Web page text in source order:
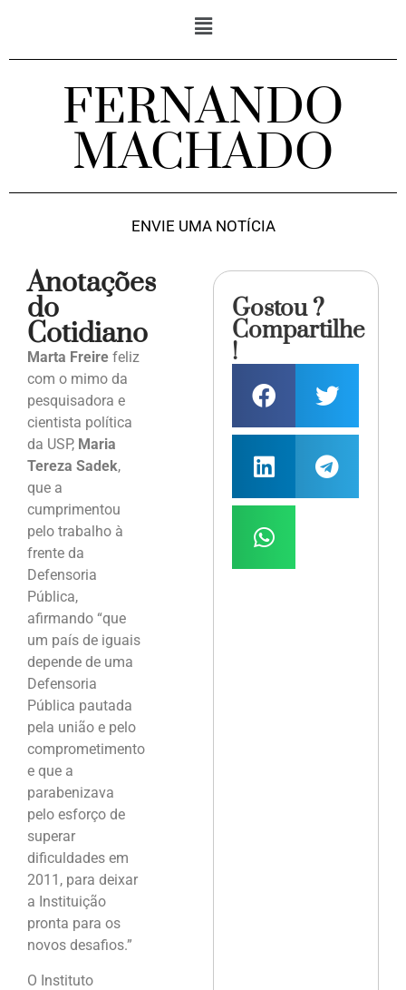
FERNANDO
MACHADO
ENVIE UMA NOTÍCIA
Anotações
do
Cotidiano
Marta Freire feliz
com o mimo da
pesquisadora e
cientista política
da USP, Maria
Tereza Sadek,
que a
cumprimentou
pelo trabalho à
frente da
Defensoria
Pública,
afirmando “que
um país de iguais
depende de uma
Defensoria
Pública pautada
pela união e pelo
comprometimento
e que a
parabenizava
pelo esforço de
superar
dificuldades em
2011, para deixar
a Instituição
pronta para os
novos desafios.”
O Instituto
Gostou ?
Compartilhe
!